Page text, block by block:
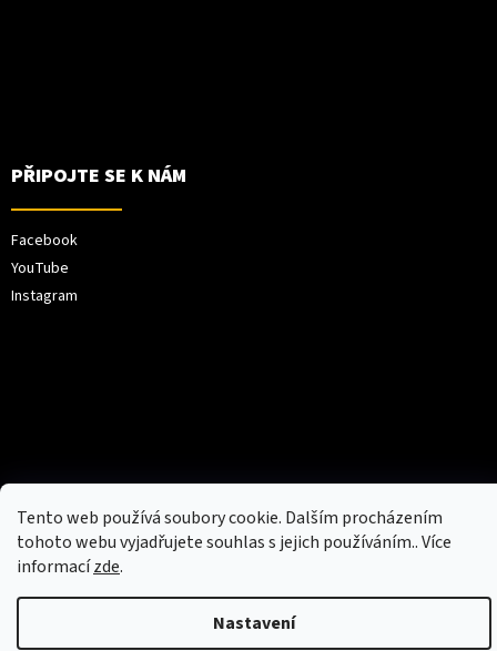
Tento web používá soubory cookie. Dalším procházením
tohoto webu vyjadřujete souhlas s jejich používáním.. Více
informacízde.
Nastavení
PŘIPOJTE SE K NÁM
Facebook
YouTube
Instagram
Copyright 2026
Weboo.eu